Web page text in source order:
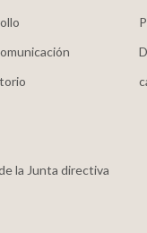
la Junta directiva